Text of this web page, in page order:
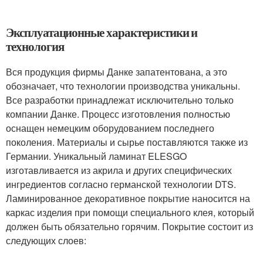
Эксплуатационные характеристики и
технология
Вся продукция фирмы Данке запатентована, а это
обозначает, что технологии производства уникальны.
Все разработки принадлежат исключительно только
компании Данке. Процесс изготовления полностью
оснащен немецким оборудованием последнего
поколения. Материалы и сырье поставляются также из
Германии. Уникальный ламинат ELESGO
изготавливается из акрила и других специфических
ингредиентов согласно германской технологии DTS.
Ламинированное декоративное покрытие наносится на
каркас изделия при помощи специального клея, который
должен быть обязательно горячим. Покрытие состоит из
следующих слоев: